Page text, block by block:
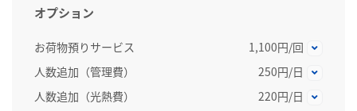
オプション
お荷物預りサービス
1,100円/回
人数追加（管理費）
250円/日
人数追加（光熱費）
220円/日